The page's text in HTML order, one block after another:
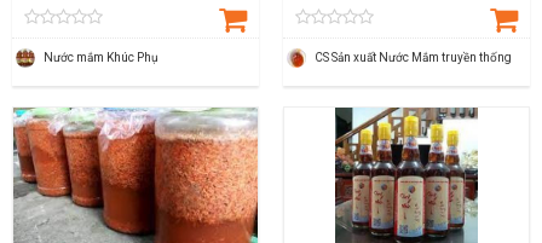
Nước mắm Khúc Phụ CS Sản xuất Nước Mắm truyền thống